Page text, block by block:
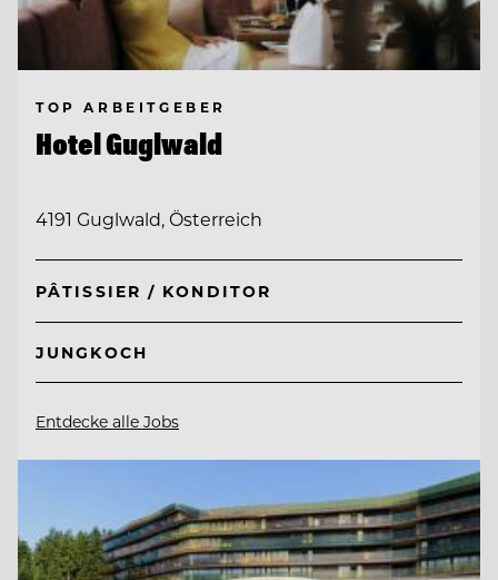
TOP ARBEITGEBER
Hotel Guglwald
4191 Guglwald, Österreich
PÂTISSIER / KONDITOR
JUNGKOCH
Entdecke alle Jobs